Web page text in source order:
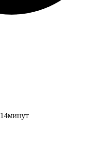
14минут